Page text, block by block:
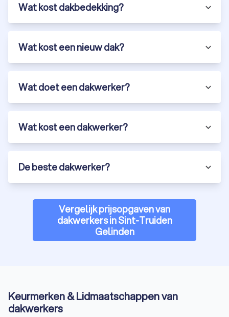
Wat kost dakbedekking?
Wat kost een nieuw dak?
Wat doet een dakwerker?
Wat kost een dakwerker?
De beste dakwerker?
Vergelijk prijsopgaven van
dakwerkers in Sint-Truiden
Gelinden
Keurmerken & Lidmaatschappen van
dakwerkers